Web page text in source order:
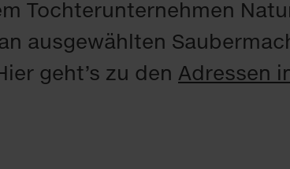
Tochterunternehmen
ausgewählten
geht’s zu den Adressen